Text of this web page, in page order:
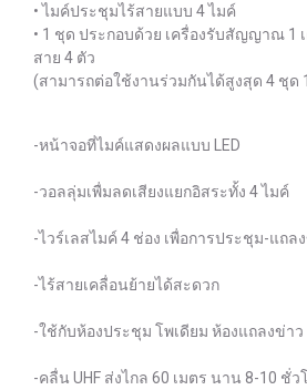
• ไมค์ประชุมไร้สายแบบ 4 ไมค์
• 1 ชุด ประกอบด้วย เครื่องรับสัญญาณ 1
สาย 4 ตัว
(สามารถต่อใช้งานร่วมกันได้สูงสุด 4 ชุด
-หน้าจอที่ไมค์แสดงผลแบบ LED
-วอลลุ่มเพื่มลดเสียงแยกอิสระทั้ง 4 ไมค์
-ไวร์เลสไมค์ 4 ช่อง เพื่อการประชุม-แถล
-ไร้สายเคลื่อนย้ายได้สะดวก
-ใช้กับห้องประชุม โพเดียม ห้องแถลงข่าว
-คลื่น UHF ส่งไกล 60 เมตร นาน 8-10 ชั่ว